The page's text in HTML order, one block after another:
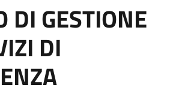
DI GESTIONE
DI